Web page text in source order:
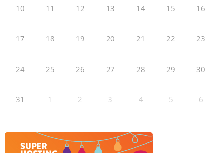
10 11 12 13 14 15 16
17 18 19 20 21 22 23
24 25 26 27 28 29 30
31 1 2 3 4 5 6